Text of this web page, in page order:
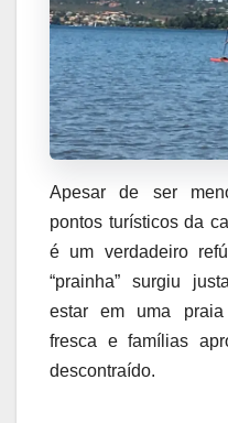
Apesar de ser
pontos turísticos da
é um verdadeiro
“prainha” surgiu
estar em uma praia
fresca e famílias
descontraído.